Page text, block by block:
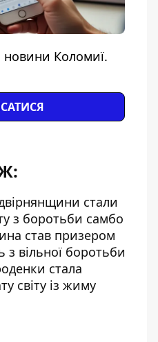
новини Коломиї.
стали
з боротьби самбо
став призером
вільної боротьби
стала
світу із жиму